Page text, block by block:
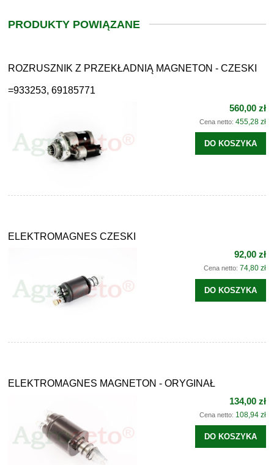
PRODUKTY POWIĄZANE
ROZRUSZNIK Z PRZEKŁADNIĄ MAGNETON - CZESKI
=933253, 69185771
560,00 zł
Cena netto: 455,28 zł
DO KOSZYKA
ELEKTROMAGNES CZESKI
92,00 zł
Cena netto: 74,80 zł
DO KOSZYKA
ELEKTROMAGNES MAGNETON - ORYGINAŁ
134,00 zł
Cena netto: 108,94 zł
DO KOSZYKA